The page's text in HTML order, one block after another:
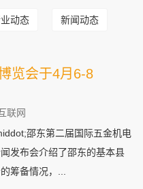
动态 新闻动态
览会于4月6-8
联网
邵东第二届国际五金机电
发布会介绍了邵东的基本县
筹备情况，...